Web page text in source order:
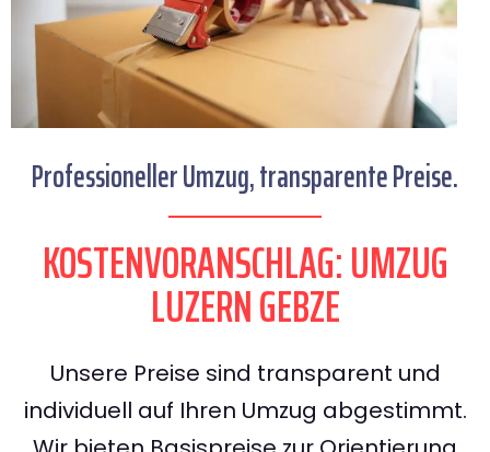
Professioneller Umzug, transparente Preise.
KOSTENVORANSCHLAG: UMZUG
LUZERN GEBZE
Unsere Preise sind transparent und
individuell auf Ihren Umzug abgestimmt.